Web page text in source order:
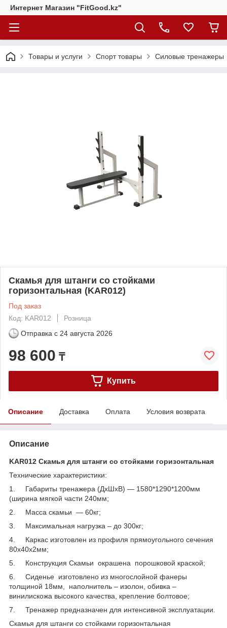
Интернет Магазин "FitGood.kz"
Товары и услуги Спорт товары Силовые тренажеры
Скамья для штанги со стойками
горизонтальная (KAR012)
Под заказ
Код: KAR012
Розница
Отправка с 24 августа 2026
98 600 ₸
Купить
Описание Доставка Оплата Условия возврата
Описание
KAR012 Скамья для штанги со стойками горизонтальная
Технические характеристики:
1. Габариты тренажера (ДхШхВ) ― 1580*1290*1200мм
(ширина мягкой части 240мм;
2. Масса скамьи ― 60кг;
3. Максимальная нагрузка – до 300кг;
4. Каркас изготовлен из профиля прямоугольного сечения
80х40х2мм;
5. Конструкция Скамьи окрашена порошковой краской;
6. Сиденье изготовлено из многослойной фанеры
толщиной 18мм, наполнитель – изолон, обивка –
винилискожа высокого качества, крепление болтовое;
7. Тренажер предназначен для интенсивной эксплуатации.
Скамья для штанги со стойками горизонтальная